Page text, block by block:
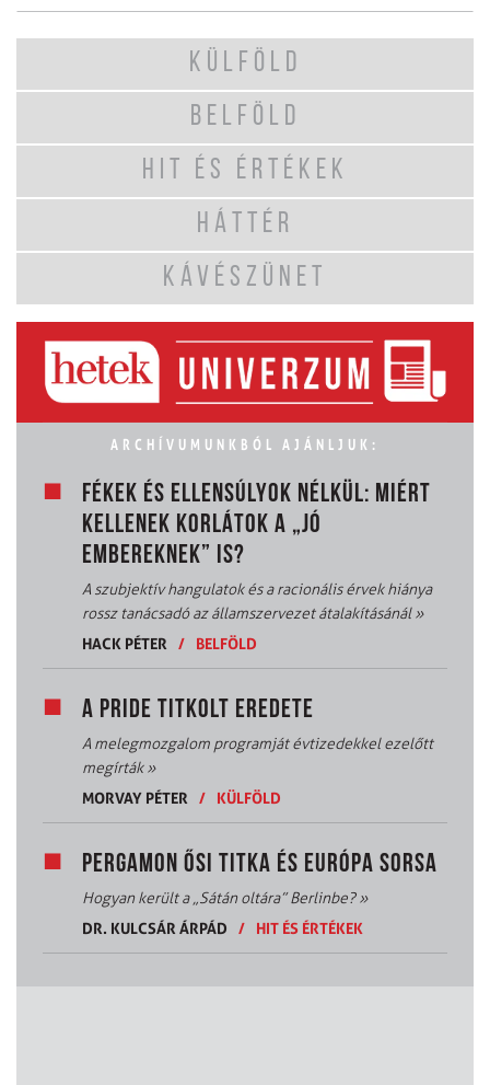
KÜLFÖLD
BELFÖLD
HIT ÉS ÉRTÉKEK
HÁTTÉR
KÁVÉSZÜNET
ARCHÍVUMUNKBÓL AJÁNLJUK:
FÉKEK ÉS ELLENSÚLYOK NÉLKÜL: MIÉRT
KELLENEK KORLÁTOK A „JÓ
EMBEREKNEK” IS?
A szubjektív hangulatok és a racionális érvek hiánya
rossz tanácsadó az államszervezet átalakításánál»
HACK PÉTER
/ BELFÖLD
A PRIDE TITKOLT EREDETE
A melegmozgalom programját évtizedekkel ezelőtt
megírták»
MORVAY PÉTER
/ KÜLFÖLD
PERGAMON ŐSI TITKA ÉS EURÓPA SORSA
Hogyan került a „Sátán oltára” Berlinbe?»
DR. KULCSÁR ÁRPÁD
/ HIT ÉS ÉRTÉKEK